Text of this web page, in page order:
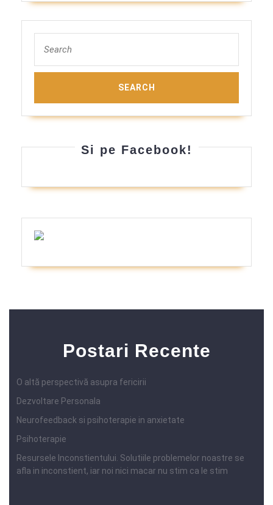
for:
Si pe Facebook!
Postari Recente
O altă perspectivă asupra fericirii
Dezvoltare Personala
Neurofeedback si psihoterapie in anxietate
Psihoterapie
Resursele Inconstientului. Solutiile problemelor noastre se
afla in inconstient, iar noi nici macar nu stim ca le stim